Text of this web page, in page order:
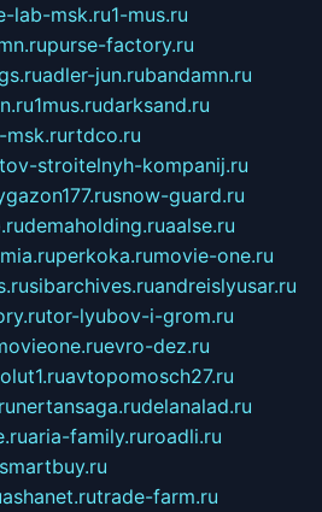
lab-msk.ru1-mus.ru
purse-factory.ru
adler-jun.rubandamn.ru
1mus.rudarksand.ru
msk.rurtdco.ru
stroitelnyh-kompanij.ru
snow-guard.ru
demaholding.ruaalse.ru
perkoka.rumovie-one.ru
sibarchives.ruandreislyusar.ru
tor-lyubov-i-grom.ru
evro-dez.ru
avtopomosch27.ru
nertansaga.rudelanalad.ru
aria-family.ruroadli.ru
ashanet.rutrade-farm.ru